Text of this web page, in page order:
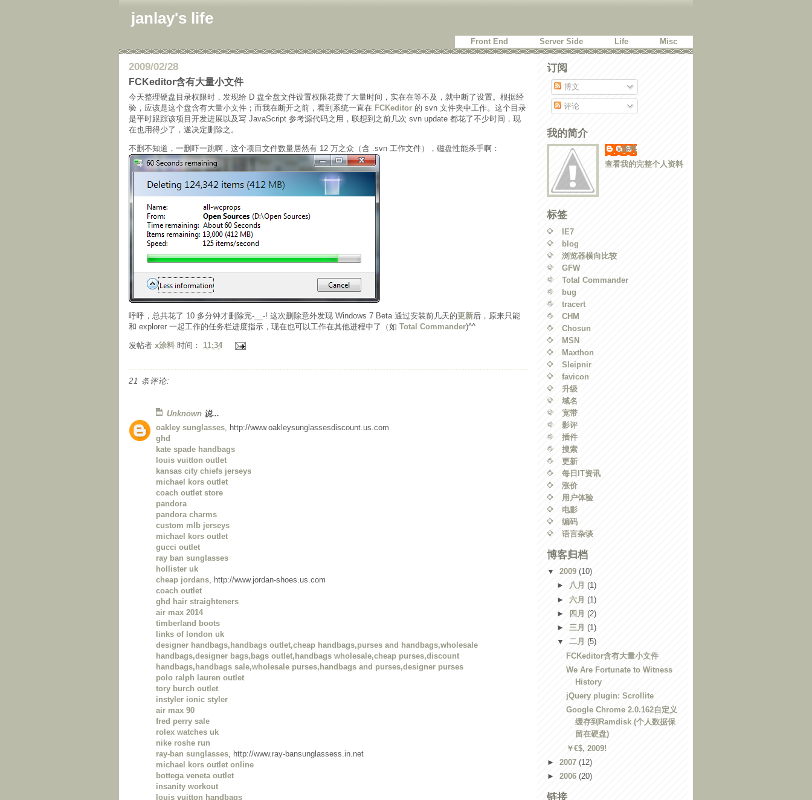
janlay's life
Front End Server Side Life Misc
2009/02/28
FCKeditor含有大量小文件
今天整理硬盘目录权限时，发现给 D 盘全盘文件设置权限花费了大量时间，实在在等不及，就中断了设置。根据经
验，应该是这个盘含有大量小文件；而我在断开之前，看到系统一直在 FCKeditor 的 svn 文件夹中工作。这个目录
是平时跟踪该项目开发进展以及写 JavaScript 参考源代码之用，联想到之前几次 svn update 都花了不少时间，现
在也用得少了，遂决定删除之。
不删不知道，一删吓一跳啊，这个项目文件数量居然有 12 万之众（含 .svn 工作文件），磁盘性能杀手啊：
呼呼，总共花了 10 多分钟才删除完-__-! 这次删除意外发现 Windows 7 Beta 通过安装前几天的更新后，原来只能
和 explorer 一起工作的任务栏进度指示，现在也可以工作在其他进程中了（如 Total Commander)^^
发帖者 x涂料 时间： 11:34
21 条评论:
Unknown 说...
oakley sunglasses, http://www.oakleysunglassesdiscount.us.com
ghd
kate spade handbags
louis vuitton outlet
kansas city chiefs jerseys
michael kors outlet
coach outlet store
pandora
pandora charms
custom mlb jerseys
michael kors outlet
gucci outlet
ray ban sunglasses
hollister uk
cheap jordans, http://www.jordan-shoes.us.com
coach outlet
ghd hair straighteners
air max 2014
timberland boots
links of london uk
designer handbags,handbags outlet,cheap handbags,purses and handbags,wholesale
handbags,designer bags,bags outlet,handbags wholesale,cheap purses,discount
handbags,handbags sale,wholesale purses,handbags and purses,designer purses
polo ralph lauren outlet
tory burch outlet
instyler ionic styler
air max 90
fred perry sale
rolex watches uk
nike roshe run
ray-ban sunglasses, http://www.ray-bansunglassess.in.net
michael kors outlet online
bottega veneta outlet
insanity workout
louis vuitton handbags
订阅
博文
评论
我的简介
x涂料
查看我的完整个人资料
标签
IE7
blog
浏览器横向比较
GFW
Total Commander
bug
tracert
CHM
Chosun
MSN
Maxthon
Sleipnir
favicon
升级
域名
宽带
影评
插件
搜索
更新
每日IT资讯
涨价
用户体验
电影
编码
语言杂谈
博客归档
▼ 2009 (10)
► 八月 (1)
► 六月 (1)
►
四月 (2)
► 三月 (1)
▼ 二月 (5)
FCKeditor含有大量小文件
We Are Fortunate to Witness
History
jQuery plugin: Scrollite
Google Chrome 2.0.162自定义
缓存到Ramdisk (个人数据保
留在硬盘)
￥€$, 2009!
► 2007 (12)
► 2006 (20)
链接